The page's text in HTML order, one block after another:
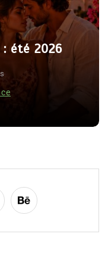
: été 2026